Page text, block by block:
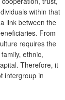
within that
link between the
From
requires the
ethnic,
Therefore, it
intergroup in